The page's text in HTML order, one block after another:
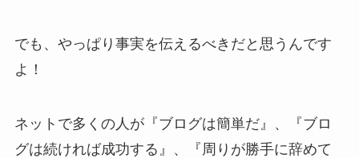
でも、やっぱり事実を伝えるべきだと思うんです
よ！
ネットで多くの人が『ブログは簡単だ』、『ブロ
グは続ければ成功する』、『周りが勝手に辞めて